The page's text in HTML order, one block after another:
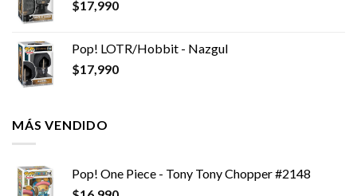
$17,990
Pop! LOTR/Hobbit - Nazgul
$17,990
MÁS VENDIDO
Pop! One Piece - Tony Tony Chopper #2148